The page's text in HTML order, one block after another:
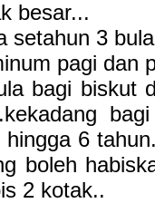
besar...
setahun 3
pagi dan
bagi biskut
hingga 6
boleh
2 kotak..